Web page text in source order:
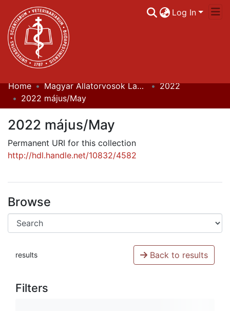
Log In
Communities & Collections
Home Magyar Állatorvosok Lapja
2022
2022 május/May
2022 május/May
Permanent URI for this collection
http://hdl.handle.net/10832/4582
Browse
results Back to results
Filters